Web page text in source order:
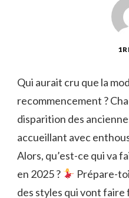
Qui aurait cru que la
recommencement ?
disparition des
accueillant avec
Alors, qu’est-ce qui va
en 2025 ?
Prépare-
des styles qui vont faire